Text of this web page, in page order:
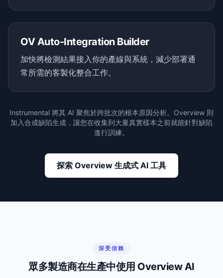
OV Auto-Integration Builder
加快將檢測結果接入你的產線與系統，減少部署通
常所需的客製化整合工作。
Instrumental 將其 AI 聚焦於跨批次的根本原因分析。Overview 則
加入合成缺陷生成，讓您在收集到大量真實樣本之前就能針對缺陷
進行訓練。
探索 Overview 生成式 AI 工具
深受信賴
眾多製造商在生產中使用 Overview AI